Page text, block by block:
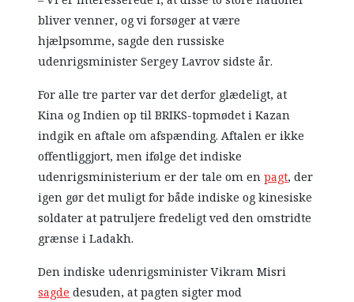
bliver venner, og vi forsøger at være
hjælpsomme, sagde den russiske
udenrigsminister Sergey Lavrov sidste år.
For alle tre parter var det derfor glædeligt, at
Kina og Indien op til BRIKS-topmødet i Kazan
indgik en aftale om afspænding. Aftalen er ikke
offentliggjort, men ifølge det indiske
udenrigsministerium er der tale om enpagt, der
igen gør det muligt for både indiske og kinesiske
soldater at patruljere fredeligt ved den omstridte
grænse i Ladakh.
Den indiske udenrigsminister Vikram Misri
sagde desuden, at pagten sigter mod